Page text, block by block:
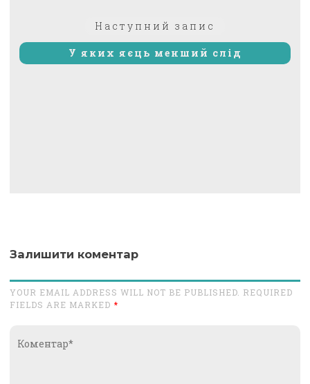
Наступний запис
запис:
У яких яєць менший слід
Залишити коментар
YOUR EMAIL ADDRESS WILL NOT BE PUBLISHED. REQUIRED
FIELDS ARE MARKED *